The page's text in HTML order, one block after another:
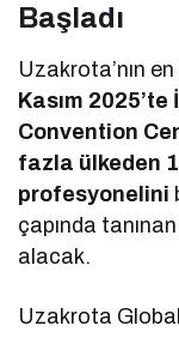
Başladı
Uzakrota’nın
Kasım
Convention
fazla ülkeden
profesyonelini
çapında tanınan
alacak.
Uzakrota